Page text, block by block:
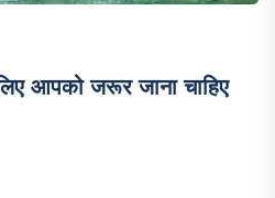
आपको जरूर जाना चाहिए